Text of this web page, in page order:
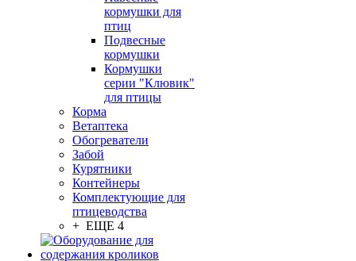
кормушки для
птиц
Подвесные
кормушки
Кормушки
серии "Клювик"
для птицы
Корма
Ветаптека
Обогреватели
Забой
Курятники
Контейнеры
Комплектующие для
птицеводства
+ ЕЩЕ 4